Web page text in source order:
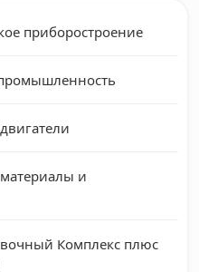
приборостроение
и
Комплекс плюс